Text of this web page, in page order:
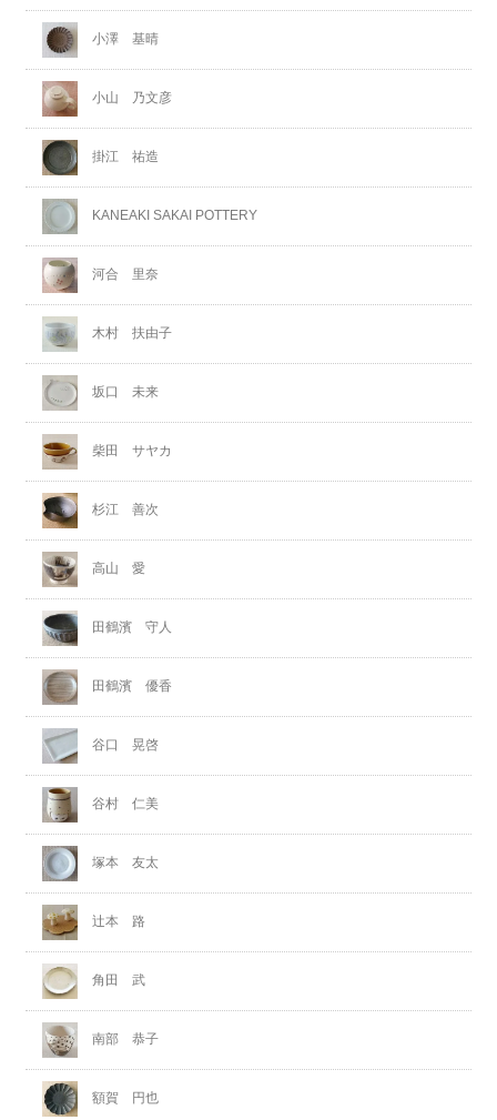
小澤 基晴
小山 乃文彦
掛江 祐造
KANEAKI SAKAI POTTERY
河合 里奈
木村 扶由子
坂口 未来
柴田 サヤカ
杉江 善次
高山 愛
田鶴濱 守人
田鶴濱 優香
谷口 晃啓
谷村 仁美
塚本 友太
辻本 路
角田 武
南部 恭子
額賀 円也